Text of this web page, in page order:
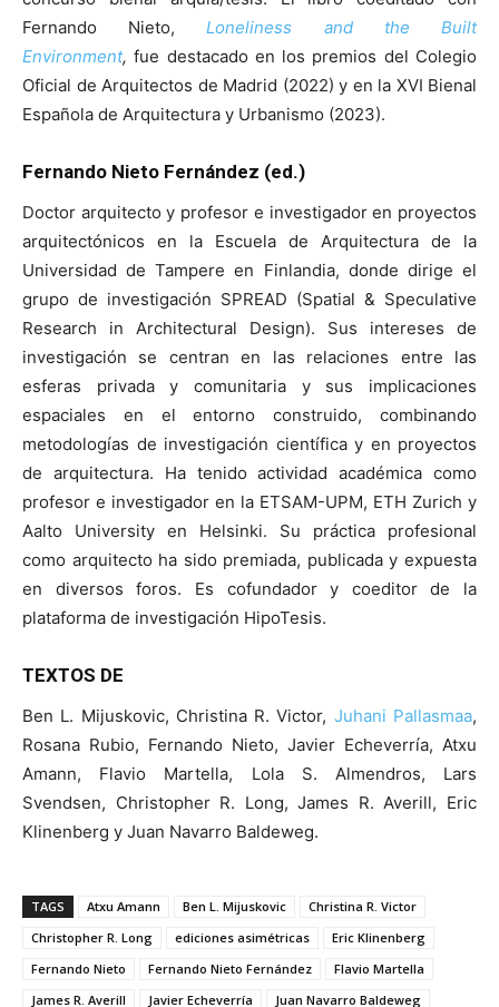
Fernando Nieto,Loneliness and the Built
Environment,fue destacado en los premios del Colegio
Oficial de Arquitectos de Madrid (2022) y en la XVI Bienal
Española de Arquitectura y Urbanismo (2023).
Fernando Nieto Fernández (ed.)
Doctor arquitecto y profesor e investigador en proyectos
arquitectónicos en la Escuela de Arquitectura de la
Universidad de Tampere en Finlandia, donde dirige el
grupo de investigación SPREAD (Spatial & Speculative
Research in Architectural Design). Sus intereses de
investigación se centran en las relaciones entre las
esferas privada y comunitaria y sus implicaciones
espaciales en el entorno construido, combinando
metodologías de investigación científica y en proyectos
de arquitectura. Ha tenido actividad académica como
profesor e investigador en la ETSAM-UPM, ETH Zurich y
Aalto University en Helsinki. Su práctica profesional
como arquitecto ha sido premiada, publicada y expuesta
en diversos foros. Es cofundador y coeditor de la
plataforma de investigación HipoTesis.
TEXTOS DE
Ben L. Mijuskovic, Christina R. Victor, Juhani Pallasmaa,
Rosana Rubio, Fernando Nieto, Javier Echeverría, Atxu
Amann, Flavio Martella, Lola S. Almendros, Lars
Svendsen, Christopher R. Long, James R. Averill, Eric
Klinenberg y Juan Navarro Baldeweg.
TAGS Atxu Amann Ben L. Mijuskovic
Christina R. Victor
Christopher R. Long
ediciones asimétricas
Eric Klinenberg
Fernando Nieto
Fernando Nieto Fernández
Flavio Martella
James R. Averill
Javier Echeverría
Juan Navarro Baldeweg